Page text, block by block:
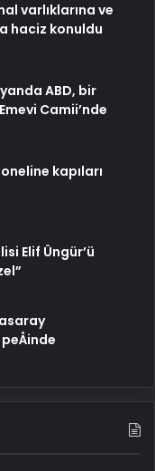
varlıklarına ve
haciz konuldu
ABD, bir
Camii’nde
kapıları
Elif Üngür’ü